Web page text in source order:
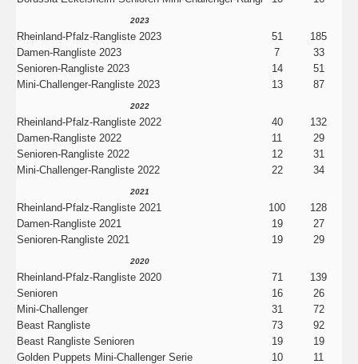
2023
Rheinland-Pfalz-Rangliste 2023 51
185
Damen-Rangliste 2023
7
33
Senioren-Rangliste 2023
14
51
Mini-Challenger-Rangliste 2023
13 87
2022
Rheinland-Pfalz-Rangliste 2022 40
132
Damen-Rangliste 2022
11
29
Senioren-Rangliste 2022
12
31
Mini-Challenger-Rangliste 2022
22 34
2021
Rheinland-Pfalz-Rangliste 2021 100
128
Damen-Rangliste 2021
19
27
Senioren-Rangliste 2021
19 29
2020
Rheinland-Pfalz-Rangliste 2020 71
139
Senioren
16
26
Mini-Challenger
31
72
Beast Rangliste
73
92
Beast Rangliste Senioren
19
19
Golden Puppets Mini-Challenger Serie
10
11